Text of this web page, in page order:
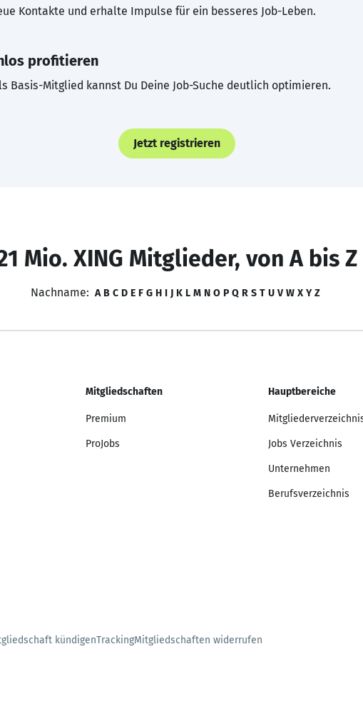
Kontakte und erhalte Impulse für ein besseres Job-Leben.
profitieren
Basis-Mitglied kannst Du Deine Job-Suche deutlich optimieren.
Jetzt registrieren
Mio. XING Mitglieder, von A bis Z
Nachname: A B C D E F G H I J K L M N O P Q R S T U V W X Y Z
Mitgliedschaften
Premium
ProJobs
Hauptbereiche
Jobs Verzeichnis
Unternehmen
Berufsverzeichnis
kündigenTrackingMitgliedschaften widerrufen